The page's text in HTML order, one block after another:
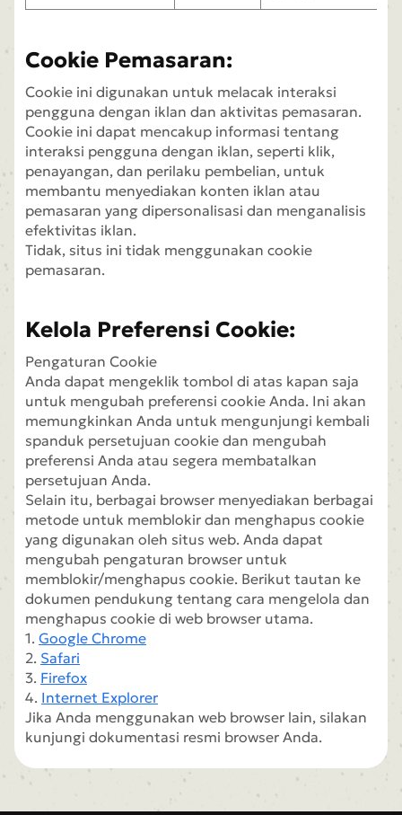
Cookie Pemasaran:
Cookie ini digunakan untuk melacak interaksi
pengguna dengan iklan dan aktivitas pemasaran.
Cookie ini dapat mencakup informasi tentang
interaksi pengguna dengan iklan, seperti klik,
penayangan, dan perilaku pembelian, untuk
membantu menyediakan konten iklan atau
pemasaran yang dipersonalisasi dan menganalisis
efektivitas iklan.
Tidak, situs ini tidak menggunakan cookie
pemasaran.
Kelola Preferensi Cookie:
Pengaturan Cookie
Anda dapat mengeklik tombol di atas kapan saja
untuk mengubah preferensi cookie Anda. Ini akan
memungkinkan Anda untuk mengunjungi kembali
spanduk persetujuan cookie dan mengubah
preferensi Anda atau segera membatalkan
persetujuan Anda.
Selain itu, berbagai browser menyediakan berbagai
metode untuk memblokir dan menghapus cookie
yang digunakan oleh situs web. Anda dapat
mengubah pengaturan browser untuk
memblokir/menghapus cookie. Berikut tautan ke
dokumen pendukung tentang cara mengelola dan
menghapus cookie di web browser utama.
1. Google Chrome
2. Safari
3. Firefox
4. Internet Explorer
Jika Anda menggunakan web browser lain, silakan
kunjungi dokumentasi resmi browser Anda.